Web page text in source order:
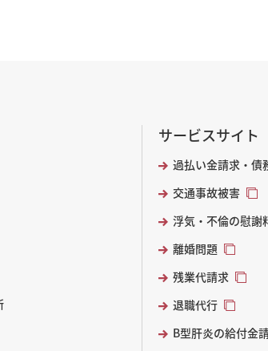
サービスサイト
過払い金請求・債
交通事故被害
浮気・不倫の慰謝
離婚問題
残業代請求
退職代行
B型肝炎の給付金